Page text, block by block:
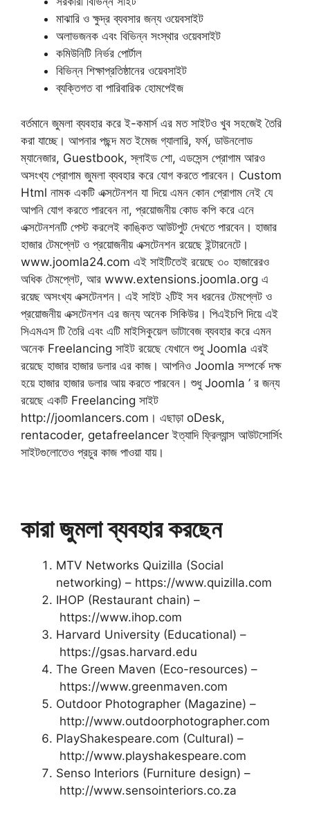
মাঝারি ও ক্ষুদ্র ব্যবসার জন্য ওয়েবসাইট
অলাভজনক এবং বিভিন্ন সংস্থার ওয়েবসাইট
কমিউনিটি নির্ভর পোর্টাল
বিভিন্ন শিক্ষাপ্রতিষ্ঠানের ওয়েবসাইট
ব্যক্তিগত বা পারিবারিক হােমপেইজ
বর্তমানে জুমলা ব্যবহার করে ই-কমার্স এর মত সাইটও খুব সহজেই তৈরি
করা যাচ্ছে। আপনার পছন্দ মত ইমেজ গ্যালারি, ফর্ম, ডাউনলোড
ম্যানেজার, Guestbook, স্লাইড শাে, এডসেন্স প্রােগাম আরও
অসংখ্য প্রােগাম জুমলা ব্যবহার করে যােগ করতে পারবেন। Custom
Html নামক একটি এক্সটেনশন যা দিয়ে এমন কোন প্রােগাম নেই যে
আপনি যােগ করতে পারবেন না, প্রয়ােজনীয় কোড কপি করে এনে
এক্সটেনশনটি পেস্ট করলেই কাঙ্কিত আউটপুট দেখতে পারবেন। হাজার
হাজার টেমপ্লেট ও প্রয়ােজনীয় এক্সটেনশন রয়েছে ইন্টারনেটে।
www.joomla24.com এই সাইটিতেই রয়েছে ৩০ হাজারেরও
অধিক টেমপ্লেট, আর www.extensions.joomla.org এ
রয়েছ অসংখ্য এক্সটেনশন। এই সাইট ২টিই সব ধরনের টেমপ্লেট ও
প্রয়ােজনীয় এক্সটেনশন এর জন্য অনেক সিকিউর। পিএইচপি দিয়ে এই
সিএমএস টি তৈরি এবং এটি মাইসিকুয়েল ডাটাবেজ ব্যবহার করে এমন
অনেক Freelancing সাইট রয়েছে যেখানে শুধু Joomla এরই
রয়েছে হাজার হাজার ডলার এর কাজ। আপনিও Joomla সম্পর্কে দক্ষ
হয়ে হাজার হাজার ডলার আয় করতে পারবেন। শুধু Joomla ’ র জন্য
রয়েছে একটি Freelancing সাইট
http://joomlancers.com। এছাড়া oDesk,
rentacoder, getafreelancer ইত্যাদি ফ্রিল্যান্স আউটসাের্সিং
সাইটগুলােতেও প্রচুর কাজ পাওয়া যায়।
কারা জুমলা ব্যবহার করছেন
MTV Networks Quizilla (Social
networking) – https://www.quizilla.com
IHOP (Restaurant chain) –
https://www.ihop.com
Harvard University (Educational) –
https://gsas.harvard.edu
The Green Maven (Eco-resources) –
https://www.greenmaven.com
Outdoor Photographer (Magazine) –
http://www.outdoorphotographer.com
PlayShakespeare.com (Cultural) –
http://www.playshakespeare.com
Senso Interiors (Furniture design) –
http://www.sensointeriors.co.za